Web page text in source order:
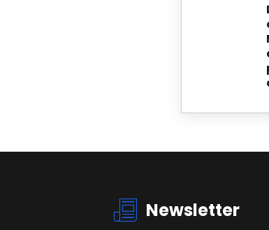
Newsletter